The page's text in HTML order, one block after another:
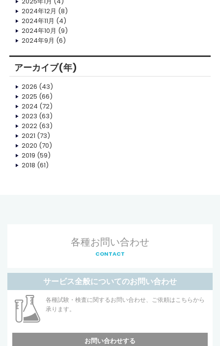
2024年12月 (8)
2024年11月 (4)
2024年10月 (9)
2024年9月 (6)
アーカイブ(年)
2026 (43)
2025 (66)
2024 (72)
2023 (63)
2022(63)
2021 (73)
2020 (70)
2019 (59)
2018 (61)
各種お問い合わせ
CONTACT
サービス全般についてのお問い合わせ
各種試験・検査に関するお問い合わせ、ご依頼はこちらから
承ります。
お問い合わせする